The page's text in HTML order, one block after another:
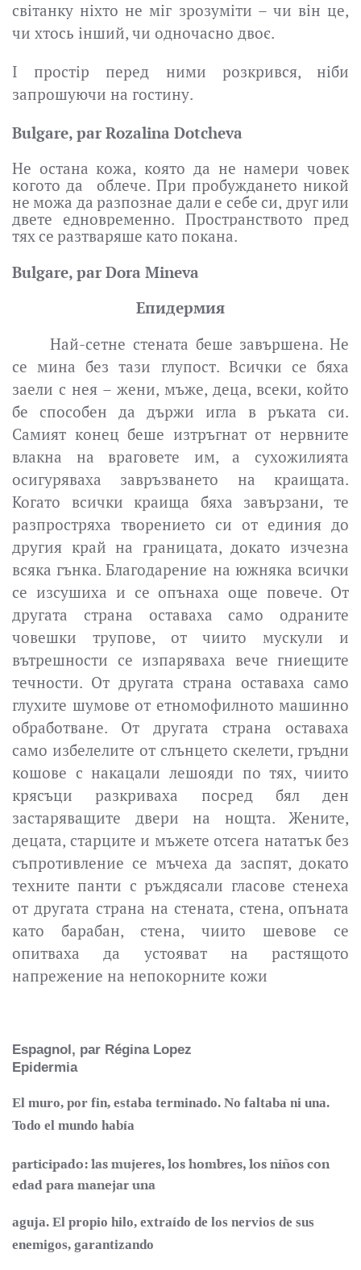
світанку ніхто не міг зрозуміти – чи він це,
чи хтось інший, чи одночасно двоє.
І простір перед ними розкрився, ніби
запрошуючи на гостину.
Bulgare, par Rozalina Dotcheva
Не остана кожа, която да не намери човек
когото да облече. При пробуждането никой
не можа да разпознае дали е себе си, друг или
двете едновременно. Пространството
пред
тяхсе разтваряше като покана.
Bulgare, par Dora Mineva
Епидермия
Най-сетне стената беше завършена. Не
се мина без тази глупост. Всички се бяха
заели с нея – жени, мъже, деца, всеки, който
бе способен да държи игла в ръката си.
Самият конец беше изтръгнат от нервните
влакна на враговете им, а сухожилията
осигуряваха завръзването на краищата.
Когато всички краища бяха завързани, те
разпростряха творението си от единия до
другия край на границата, докато изчезна
всяка гънка. Благодарение на южняка всички
се изсушиха и се опънаха още повече. От
другата страна оставаха само одраните
човешки трупове, от чиито мускули и
вътрешности се изпаряваха вече гниещите
течности. От другата страна оставаха само
глухите шумове от етномофилното машинно
обработване. От другата страна оставаха
само избелелите от слънцето скелети, гръдни
кошове с накацали лешояди по тях, чиито
крясъци разкриваха посред бял ден
застаряващите двери на нощта. Жените,
децата, старците и мъжете отсега нататък без
съпротивление се мъчеха да заспят, докато
техните панти с ръждясали гласове стенеха
от другата страна на стената, стена, опъната
като барабан, стена, чиито шевове се
опитваха да устояват на растящото
напрежение на непокорните кожи
Espagnol, par Régina Lopez
Epidermia
El muro, por fin, estaba terminado. No faltaba ni una.
Todo el mundo había
participado: las mujeres, los hombres, los niños con
edad para manejar una
aguja. El propio hilo, extraído de los nervios de sus
enemigos, garantizando